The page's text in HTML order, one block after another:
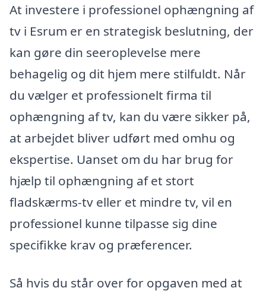
At investere i professionel ophængning af
tv i Esrum er en strategisk beslutning, der
kan gøre din seeroplevelse mere
behagelig og dit hjem mere stilfuldt. Når
du vælger et professionelt firma til
ophængning af tv, kan du være sikker på,
at arbejdet bliver udført med omhu og
ekspertise. Uanset om du har brug for
hjælp til ophængning af et stort
fladskærms-tv eller et mindre tv, vil en
professionel kunne tilpasse sig dine
specifikke krav og præferencer.
Så hvis du står over for opgaven med at